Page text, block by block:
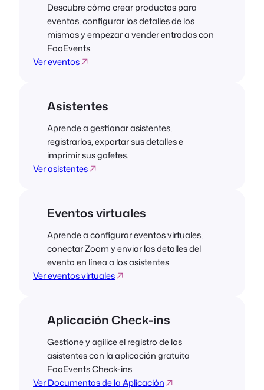
Descubre cómo crear productos para
eventos, configurar los detalles de los
mismos y empezar a vender entradas con
FooEvents.
Ver eventos
Asistentes
Aprende a gestionar asistentes,
registrarlos, exportar sus detalles e
imprimir sus gafetes.
Ver asistentes
Eventos virtuales
Aprende a configurar eventos virtuales,
conectar Zoom y enviar los detalles del
evento en línea a los asistentes.
Ver eventos virtuales
Aplicación Check-ins
Gestione y agilice el registro de los
asistentes con la aplicación gratuita
FooEvents Check-ins.
Ver Documentos de la Aplicación